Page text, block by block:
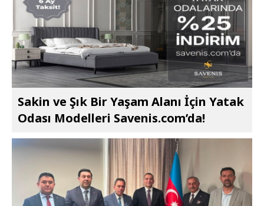
Sakin ve Şık Bir Yaşam Alanı İçin Yatak
Odası Modelleri Savenis.com’da!